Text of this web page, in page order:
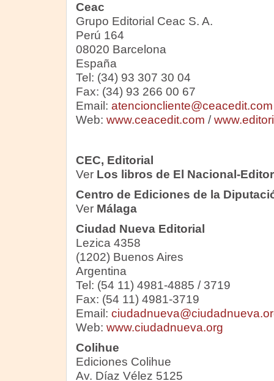
Ceac
Grupo Editorial Ceac S. A.
Perú 164
08020 Barcelona
España
Tel: (34) 93 307 30 04
Fax: (34) 93 266 00 67
Email: atencioncliente@ceacedit.com
Web: www.ceacedit.com /
CEC, Editorial
Ver Los libros de El Nacional-
Centro de Ediciones de la
Ver Málaga
Ciudad Nueva Editorial
Lezica 4358
(1202) Buenos Aires
Argentina
Tel: (54 11) 4981-4885 / 3719
Fax: (54 11) 4981-3719
Email:
Web: www.ciudadnueva.org
Colihue
Ediciones Colihue
Av. Díaz Vélez 5125